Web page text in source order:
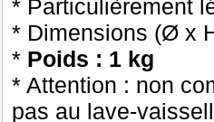
* Particulièrement
* Dimensions (Ø x
* Poids : 1 kg
* Attention : non
pas au lave-